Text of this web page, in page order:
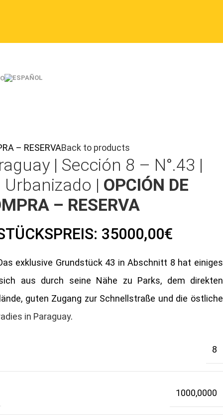
– RESERVABack to products
| Sección 8 – N°.43 |
| OPCIÓN DE
– RESERVA
35000,00€
exklusive Grundstück 43 in Abschnitt 8 hat einiges
aus durch seine Nähe zu Parks, dem direkten
guten Zugang zur Schnellstraße und die östliche
in Paraguay.
8
1000,0000